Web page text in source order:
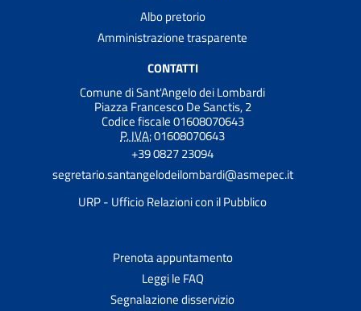
Albo pretorio
Amministrazione trasparente
CONTATTI
Comune di Sant'Angelo dei Lombardi
Piazza Francesco De Sanctis, 2
Codice fiscale 01608070643
P. IVA:01608070643
+39 0827 23094
segretario.santangelodeilombardi@asmepec.it
URP - Ufficio Relazioni con il Pubblico
Prenota appuntamento
Leggi le FAQ
Segnalazione disservizio